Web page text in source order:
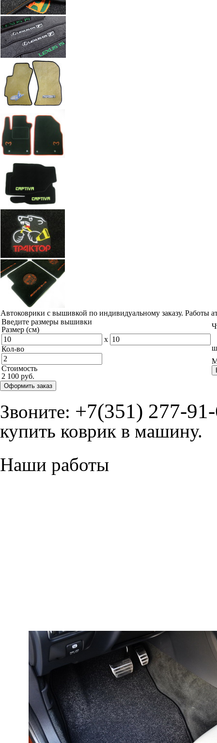
Автоковрики с вышивкой по индивидуальному заказу. Работы
Введите размеры вышивки
Размер (см)
x
Кол-во
Стоимость
2 100 руб.
Оформить заказ
Звоните: +7(351) 277-
купить коврик в машину.
Наши работы
© ателье «Автоковрики
корпус 1.